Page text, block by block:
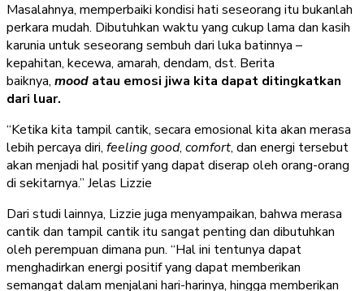
Masalahnya, memperbaiki kondisi hati seseorang itu bukanlah
perkara mudah. Dibutuhkan waktu yang cukup lama dan kasih
karunia untuk seseorang sembuh dari luka batinnya –
kepahitan, kecewa, amarah, dendam, dst. Berita
baiknya, mood atau emosi jiwa kita dapat ditingkatkan
dari luar.
“Ketika kita tampil cantik, secara emosional kita akan merasa
lebih percaya diri, feeling good, comfort, dan energi tersebut
akan menjadi hal positif yang dapat diserap oleh orang-orang
di sekitarnya.” Jelas Lizzie
Dari studi lainnya, Lizzie juga menyampaikan, bahwa merasa
cantik dan tampil cantik itu sangat penting dan dibutuhkan
oleh perempuan dimana pun. “Hal ini tentunya dapat
menghadirkan energi positif yang dapat memberikan
semangat dalam menjalani hari-harinya, hingga memberikan